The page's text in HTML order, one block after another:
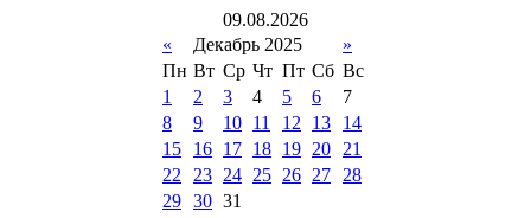
09.08.2026
«
Декабрь 2025
»
Пн Вт Ср Чт Пт Сб Вс
1
2 3 4 5 6
7
8
9 10 11 12 13
14
15
16 17 18 19 20
21
22
23 24 25 26 27
28
29 30 31